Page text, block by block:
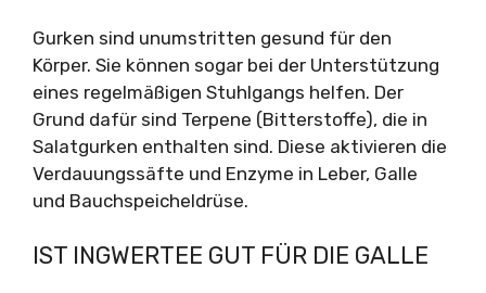
Gurken sind unumstritten gesund für den
Körper. Sie können sogar bei der Unterstützung
eines regelmäßigen Stuhlgangs helfen. Der
Grund dafür sind Terpene (Bitterstoffe), die in
Salatgurken enthalten sind. Diese aktivieren die
Verdauungssäfte und Enzyme in Leber, Galle
und Bauchspeicheldrüse.
IST INGWERTEE GUT FÜR DIE GALLE